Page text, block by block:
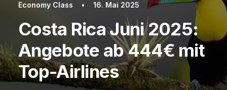
Economy Class • 16. Mai 2025
Costa Rica Juni 2025:
Angebote ab 444€ mit
Top-Airlines